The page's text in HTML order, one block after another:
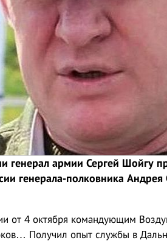
генерал армии Сергей Шойгу
генерала-полковника
от 4 октября командующим
Получил опыт службы в